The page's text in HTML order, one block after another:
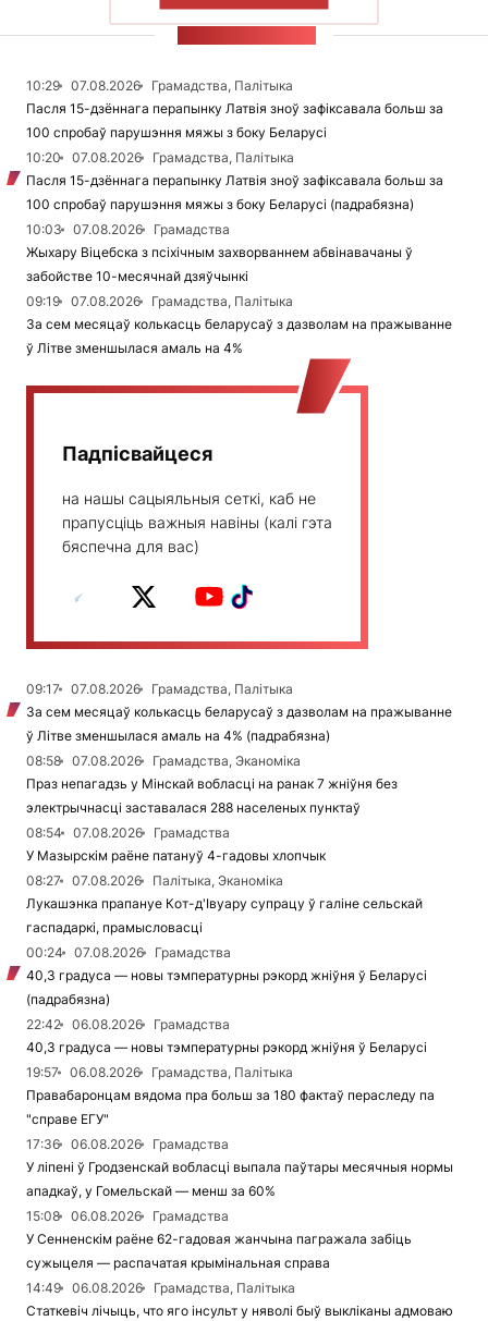
10:29 07.08.2026
Грамадства, Палітыка
Пасля 15-дзённага перапынку Латвія зноў зафіксавала больш за
100 спробаў парушэння мяжы з боку Беларусі
10:20
07.08.2026
Грамадства, Палітыка
Пасля 15-дзённага перапынку Латвія зноў зафіксавала больш за
100 спробаў парушэння мяжы з боку Беларусі (падрабязна)
10:03
07.08.2026
Грамадства
Жыхару Віцебска з псіхічным захворваннем абвінавачаны ў
забойстве 10-месячнай дзяўчынкі
09:19
07.08.2026
Грамадства, Палітыка
За сем месяцаў колькасць беларусаў з дазволам на пражыванне
ў Літве зменшылася амаль на 4%
Падпісвайцеся
на нашы сацыяльныя сеткі, каб не
прапусціць важныя навіны (калі гэта
бяспечна для вас)
09:17 07.08.2026
Грамадства, Палітыка
За сем месяцаў колькасць беларусаў з дазволам на пражыванне
ў Літве зменшылася амаль на 4% (падрабязна)
08:58
07.08.2026
Грамадства, Эканоміка
Праз непагадзь у Мінскай вобласці на ранак 7 жніўня без
электрычнасці заставалася 288 населеных пунктаў
08:54
07.08.2026
Грамадства
У Мазырскім раёне патануў 4-гадовы хлопчык
08:27
07.08.2026
Палітыка, Эканоміка
Лукашэнка прапануе Кот-д'Івуару супрацу ў галіне сельскай
гаспадаркі, прамысловасці
00:24
07.08.2026
Грамадства
40,3 градуса — новы тэмпературны рэкорд жніўня ў Беларусі
(падрабязна)
22:42
06.08.2026
Грамадства
40,3 градуса — новы тэмпературны рэкорд жніўня ў Беларусі
19:57
06.08.2026
Грамадства, Палітыка
Правабаронцам вядома пра больш за 180 фактаў пераследу па
"справе ЕГУ"
17:36
06.08.2026
Грамадства
У ліпені ў Гродзенскай вобласці выпала паўтары месячныя нормы
ападкаў, у Гомельскай — менш за 60%
15:08
06.08.2026
Грамадства
У Сенненскім раёне 62-гадовая жанчына пагражала забіць
сужыцеля — распачатая крымінальная справа
14:49
06.08.2026
Грамадства, Палітыка
Статкевіч лічыць, что яго інсульт у няволі быў выкліканы адмоваю